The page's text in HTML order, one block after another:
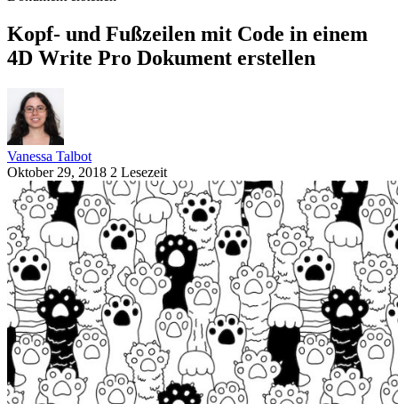
Kopf- und Fußzeilen mit Code in einem
4D Write Pro Dokument erstellen
Vanessa Talbot
Oktober 29, 2018 2 Lesezeit